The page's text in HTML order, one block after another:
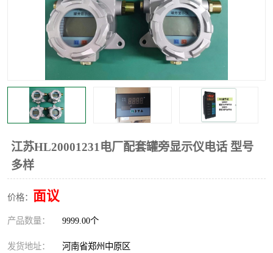
江苏HL20001231电厂配套罐旁显示仪电话 型号
多样
价格： 面议
产品数量： 9999.00个
发货地址： 河南省郑州中原区
压力变送器 电容物位计
温度显示控制仪表 电量变送器
流量计 工业自动化系统成套设备